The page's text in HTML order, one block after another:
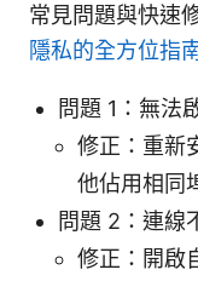
常見問題與快速
隱私的全方位指
問題 1：無法
修正：重新
他佔用相同
問題 2：連線
修正：開啟